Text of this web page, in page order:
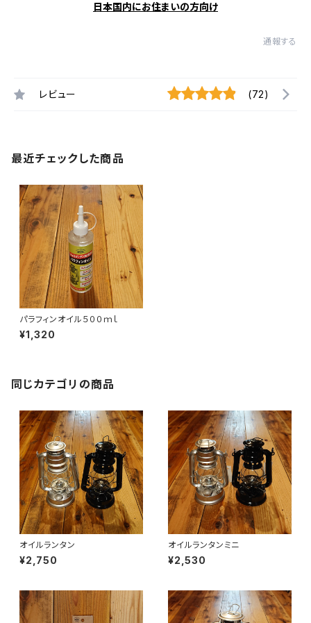
日本国内にお住まいの方向け
通報する
レビュー (72)
最近チェックした商品
パラフィンオイル５００ｍｌ
¥1,320
同じカテゴリの商品
オイルランタン
¥2,750
オイルランタンミニ
¥2,530